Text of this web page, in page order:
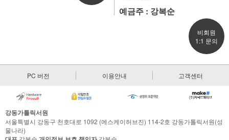
예금주 : 강복순
비회원
1:1 문의
PC 버전 이용안내 고객센터
강동가톨릭서원
서울특별시 강동구 천호대로 1092 (에스케이허브진) 114-2호 강동가톨릭서원(성
물나라)